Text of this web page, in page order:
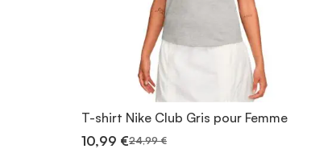
T-shirt Nike Club Gris pour Femme
10,99 €24,99 €